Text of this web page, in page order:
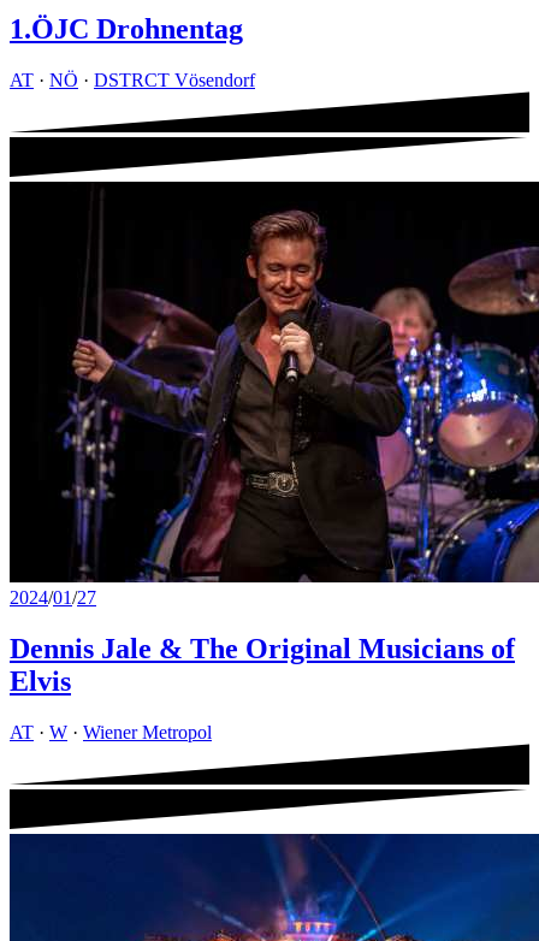
1.ÖJC Drohnentag
AT · NÖ · DSTRCT Vösendorf
2024/01/27
Dennis Jale & The Original Musicians of
Elvis
AT · W · Wiener Metropol